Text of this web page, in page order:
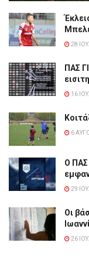
28
ΠΑΣ
16
6
Ο ΠΑΣ
29
Οι
26